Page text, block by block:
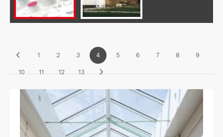
1 2 3 4 5 6 7 8 9
10 11 12 13